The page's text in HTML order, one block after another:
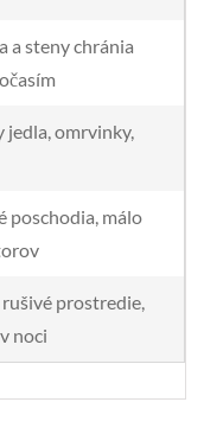
a steny chránia
jedla, omrvinky,
poschodia, málo
prostredie,
noci